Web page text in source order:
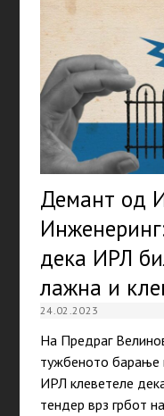
Демант од
дека ИРЛ
лажна и
24.02.2023
На Предраг
тужбеното барање
ИРЛ клеветеле
тендер врз грбот